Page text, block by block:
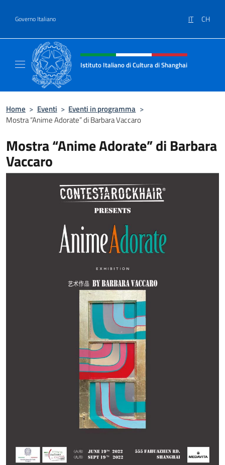
Governo Italiano IT CH
Intestazione sito, social e menù
Istituto Italiano di Cultura di Shanghai
Home > Eventi > Eventi in programma >
Mostra “Anime Adorate” di Barbara Vaccaro
Mostra “Anime Adorate” di Barbara
Vaccaro